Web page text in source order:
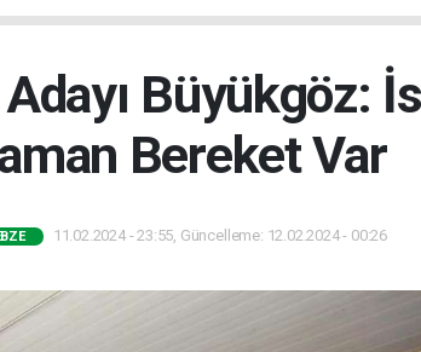
Büyükgöz:
Bereket Var
11.02.2024 - 23:55, Güncelleme: 12.02.2024 - 00:26